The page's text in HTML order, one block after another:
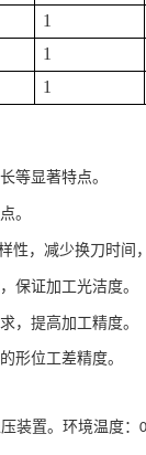
1
1
1
等显著特点。
。
，减少换刀时间
保证加工光洁度。
， 提高加工精度。
形位工差精度。
装置。环境温度： 0